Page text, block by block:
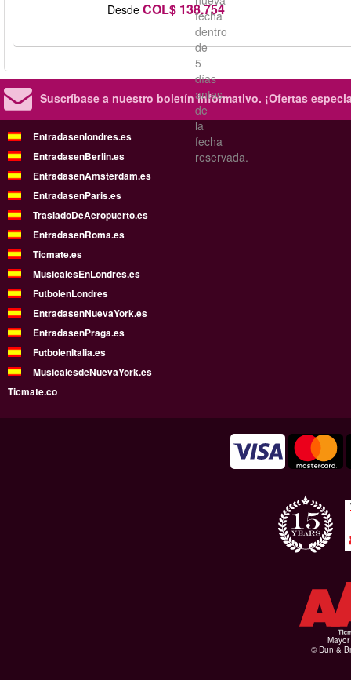
fecha
dentro
de
5
días
antes
de
la
fecha
reservada.
Desde COL$ 138.754
Suscríbase a nuestro boletín informativo. ¡Ofertas
Entradasenlondres.es
EntradasenBerlin.es
EntradasenAmsterdam.es
EntradasenParis.es
TrasladoDeAeropuerto.es
EntradasenRoma.es
Ticmate.es
MusicalesEnLondres.es
FutbolenLondres
EntradasenNuevaYork.es
EntradasenPraga.es
FutbolenItalia.es
MusicalesdeNuevaYork.es
Ticmate.co
© Dun &